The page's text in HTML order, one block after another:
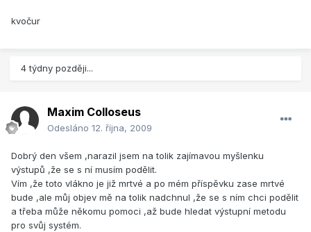
kvočur
4 týdny později...
Maxim Colloseus
Odesláno 12. října, 2009
Dobrý den všem ,narazil jsem na tolik zajímavou myšlenku
výstupů ,že se s ní musím podělit.
Vím ,že toto vlákno je již mrtvé a po mém příspěvku zase mrtvé
bude ,ale můj objev mě na tolik nadchnul ,že se s ním chci podělit
a třeba může někomu pomoci ,až bude hledat výstupní metodu
pro svůj systém.